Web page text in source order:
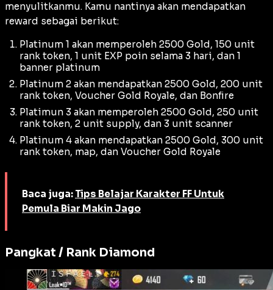
menyulitkanmu. Kamu nantinya akan mendapatkan
reward sebagai berikut:
Platinum 1 akan memperoleh 2500 Gold, 150 unit
rank token, 1 unit EXP poin selama 3 hari, dan 1
banner platinum
Platinum 2 akan mendapatkan 2500 Gold, 200 unit
rank token, Voucher Gold Royale, dan Bonfire
Platimun 3 akan memperoleh 2500 Gold, 250 unit
rank token, 2 unit supply, dan 3 unit scanner
Platinum 4 akan mendapatkan 2500 Gold, 300 unit
rank token, map, dan Voucher Gold Royale
Baca juga: Tips Belajar Karakter FF Untuk
Pemula Biar Makin Jago
Pangkat / Rank Diamond